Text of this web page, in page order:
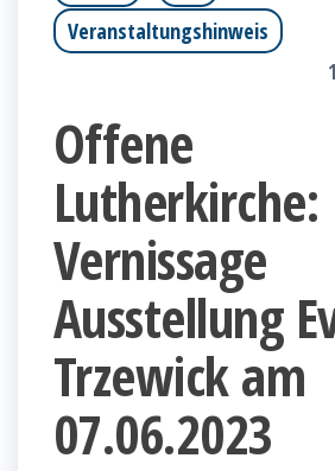
Veranstaltungshinweis
Offene
Lutherkirche:
Vernissage
Ausstellung
Trzewick am
07.06.2023